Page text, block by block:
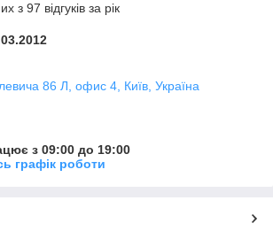
з 97 відгуків за рік
86 Л, офис 4, Київ, Україна
з 09:00 до 19:00
графік роботи